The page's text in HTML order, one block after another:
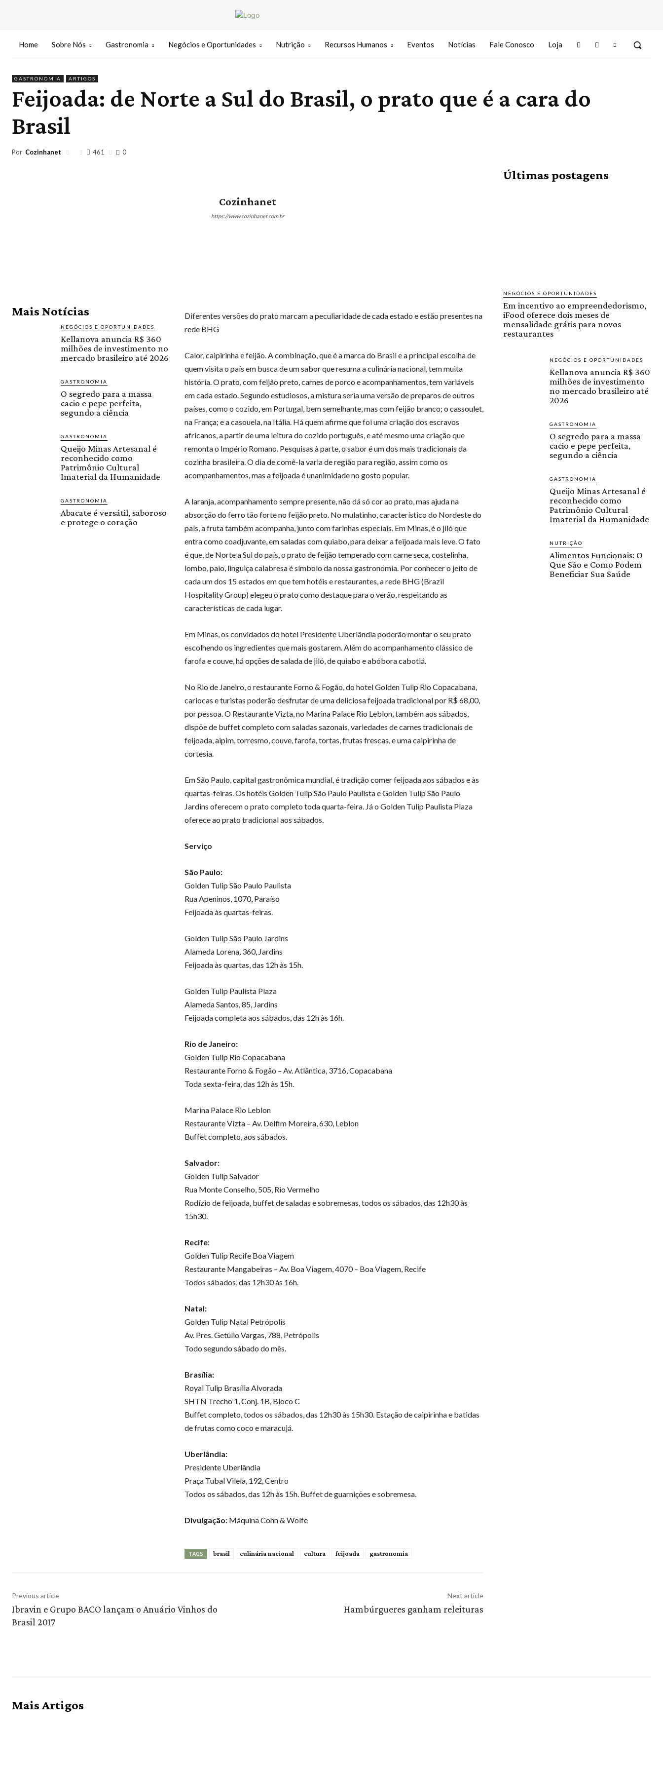
Home Sobre Nós Gastronomia Negócios e Oportunidades Nutrição Recursos Humanos Eventos Notícias Fale Conosco Loja
GASTRONOMIA ARTIGOS
Feijoada: de Norte a Sul do Brasil, o prato que é a cara do
Brasil
Por Cozinhanet 461 0
Cozinhanet
https://www.cozinhanet.com.br
Mais Notícias
NEGÓCIOS E OPORTUNIDADES
Kellanova anuncia R$ 360
milhões de investimento no
mercado brasileiro até 2026
GASTRONOMIA
O segredo para a massa
cacio e pepe perfeita,
segundo a ciência
GASTRONOMIA
Queijo Minas Artesanal é
reconhecido como
Patrimônio Cultural
Imaterial da Humanidade
GASTRONOMIA
Abacate é versátil, saboroso
e protege o coração
Diferentes versões do prato marcam a peculiaridade de cada estado e estão presentes na
rede BHG
Calor, caipirinha e feijão. A combinação, que é a marca do Brasil e a principal escolha de
quem visita o país em busca de um sabor que resuma a culinária nacional, tem muita
história. O prato, com feijão preto, carnes de porco e acompanhamentos, tem variáveis
em cada estado. Segundo estudiosos, a mistura seria uma versão de preparos de outros
países, como o cozido, em Portugal, bem semelhante, mas com feijão branco; o cassoulet,
na França; e a casouela, na Itália. Há quem afirme que foi uma criação dos escravos
africanos, a partir de uma leitura do cozido português, e até mesmo uma criação que
remonta o Império Romano. Pesquisas à parte, o sabor é um dos mais tradicionais da
cozinha brasileira. O dia de comê-la varia de região para região, assim como os
acompanhamentos, mas a feijoada é unanimidade no gosto popular.
A laranja, acompanhamento sempre presente, não dá só cor ao prato, mas ajuda na
absorção do ferro tão forte no feijão preto. No mulatinho, característico do Nordeste do
país, a fruta também acompanha, junto com farinhas especiais. Em Minas, é o jiló que
entra como coadjuvante, em saladas com quiabo, para deixar a feijoada mais leve. O fato
é que, de Norte a Sul do país, o prato de feijão temperado com carne seca, costelinha,
lombo, paio, linguiça calabresa é símbolo da nossa gastronomia. Por conhecer o jeito de
cada um dos 15 estados em que tem hotéis e restaurantes, a rede BHG (Brazil
Hospitality Group) elegeu o prato como destaque para o verão, respeitando as
características de cada lugar.
Em Minas, os convidados do hotel Presidente Uberlândia poderão montar o seu prato
escolhendo os ingredientes que mais gostarem. Além do acompanhamento clássico de
farofa e couve, há opções de salada de jiló, de quiabo e abóbora cabotiá.
No Rio de Janeiro, o restaurante Forno & Fogão, do hotel Golden Tulip Rio Copacabana,
cariocas e turistas poderão desfrutar de uma deliciosa feijoada tradicional por R$ 68,00,
por pessoa. O Restaurante Vizta, no Marina Palace Rio Leblon, também aos sábados,
dispõe de buffet completo com saladas sazonais, variedades de carnes tradicionais de
feijoada, aipim, torresmo, couve, farofa, tortas, frutas frescas, e uma caipirinha de
cortesia.
Em São Paulo, capital gastronômica mundial, é tradição comer feijoada aos sábados e às
quartas-feiras. Os hotéis Golden Tulip São Paulo Paulista e Golden Tulip São Paulo
Jardins oferecem o prato completo toda quarta-feira. Já o Golden Tulip Paulista Plaza
oferece ao prato tradicional aos sábados.
Serviço
São Paulo:
Golden Tulip São Paulo Paulista
Rua Apeninos, 1070, Paraíso
Feijoada às quartas-feiras.
Golden Tulip São Paulo Jardins
Alameda Lorena, 360, Jardins
Feijoada às quartas, das 12h às 15h.
Golden Tulip Paulista Plaza
Alameda Santos, 85, Jardins
Feijoada completa aos sábados, das 12h às 16h.
Rio de Janeiro:
Golden Tulip Rio Copacabana
Restaurante Forno & Fogão – Av. Atlântica, 3716, Copacabana
Toda sexta-feira, das 12h às 15h.
Marina Palace Rio Leblon
Restaurante Vizta – Av. Delfim Moreira, 630, Leblon
Buffet completo, aos sábados.
Salvador:
Golden Tulip Salvador
Rua Monte Conselho, 505, Rio Vermelho
Rodízio de feijoada, buffet de saladas e sobremesas, todos os sábados, das 12h30 às
15h30.
Recife:
Golden Tulip Recife Boa Viagem
Restaurante Mangabeiras – Av. Boa Viagem, 4070 – Boa Viagem, Recife
Todos sábados, das 12h30 às 16h.
Natal:
Golden Tulip Natal Petrópolis
Av. Pres. Getúlio Vargas, 788, Petrópolis
Todo segundo sábado do mês.
Brasília:
Royal Tulip Brasília Alvorada
SHTN Trecho 1, Conj. 1B, Bloco C
Buffet completo, todos os sábados, das 12h30 às 15h30. Estação de caipirinha e batidas
de frutas como coco e maracujá.
Uberlândia:
Presidente Uberlândia
Praça Tubal Vilela, 192, Centro
Todos os sábados, das 12h às 15h. Buffet de guarnições e sobremesa.
Divulgação: Máquina Cohn & Wolfe
TAGS brasil culinária nacional cultura feijoada gastronomia
Previous article
Ibravin e Grupo BACO lançam o Anuário Vinhos do
Brasil 2017
Next article
Hambúrgueres ganham releituras
Últimas postagens
NEGÓCIOS E OPORTUNIDADES
Em incentivo ao empreendedorismo,
iFood oferece dois meses de
mensalidade grátis para novos
restaurantes
NEGÓCIOS E OPORTUNIDADES
Kellanova anuncia R$ 360
milhões de investimento
no mercado brasileiro até
2026
GASTRONOMIA
O segredo para a massa
cacio e pepe perfeita,
segundo a ciência
GASTRONOMIA
Queijo Minas Artesanal é
reconhecido como
Patrimônio Cultural
Imaterial da Humanidade
NUTRIÇÃO
Alimentos Funcionais: O
Que São e Como Podem
Beneficiar Sua Saúde
Mais Artigos